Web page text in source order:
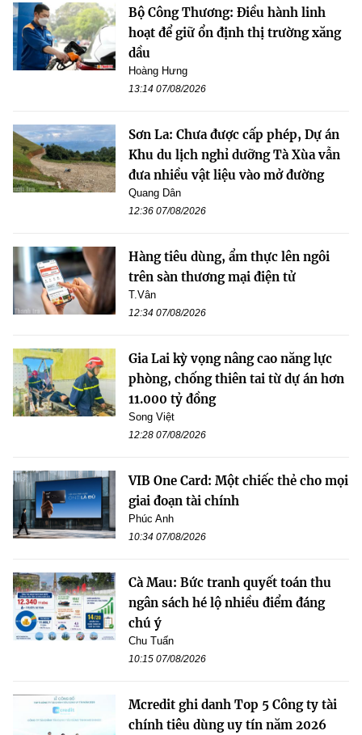
Bộ Công Thương: Điều hành linh
hoạt để giữ ổn định thị trường xăng
dầu
Hoàng Hưng
13:14 07/08/2026
Sơn La: Chưa được cấp phép, Dự án
Khu du lịch nghỉ dưỡng Tà Xùa vẫn
đưa nhiều vật liệu vào mở đường
Quang Dân
12:36 07/08/2026
Hàng tiêu dùng, ẩm thực lên ngôi
trên sàn thương mại điện tử
T.Vân
12:34 07/08/2026
Gia Lai kỳ vọng nâng cao năng lực
phòng, chống thiên tai từ dự án hơn
11.000 tỷ đồng
Song Việt
12:28 07/08/2026
VIB One Card: Một chiếc thẻ cho mọi
giai đoạn tài chính
Phúc Anh
10:34 07/08/2026
Cà Mau: Bức tranh quyết toán thu
ngân sách hé lộ nhiều điểm đáng
chú ý
Chu Tuấn
10:15 07/08/2026
Mcredit ghi danh Top 5 Công ty tài
chính tiêu dùng uy tín năm 2026